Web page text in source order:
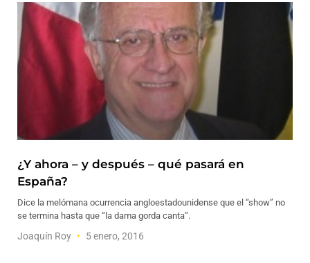
¿Y ahora – y después – qué pasará en
España?
Dice la melómana ocurrencia angloestadounidense que el “show” no
se termina hasta que “la dama gorda canta”.
Joaquín Roy 5 enero, 2016